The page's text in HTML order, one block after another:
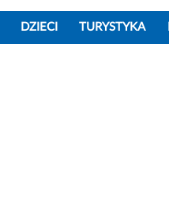
DZIECI TURYSTYKA